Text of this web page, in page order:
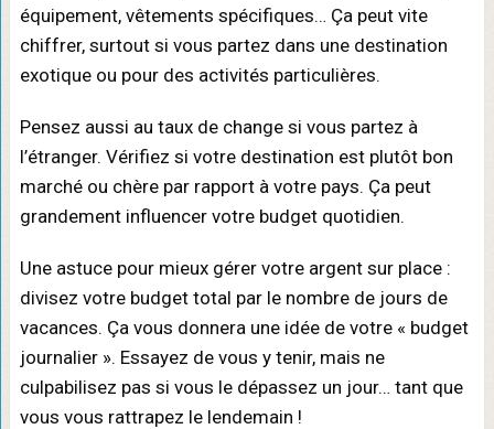
équipement, vêtements spécifiques… Ça peut vite
chiffrer, surtout si vous partez dans une destination
exotique ou pour des activités particulières.
Pensez aussi au taux de change si vous partez à
l’étranger. Vérifiez si votre destination est plutôt bon
marché ou chère par rapport à votre pays. Ça peut
grandement influencer votre budget quotidien.
Une astuce pour mieux gérer votre argent sur place :
divisez votre budget total par le nombre de jours de
vacances. Ça vous donnera une idée de votre « budget
journalier ». Essayez de vous y tenir, mais ne
culpabilisez pas si vous le dépassez un jour… tant que
vous vous rattrapez le lendemain !